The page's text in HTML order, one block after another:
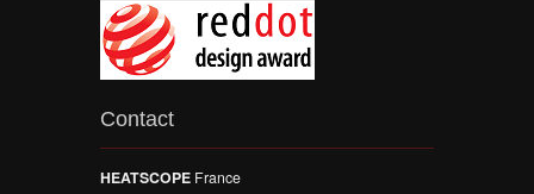
Contact
HEATSCOPE France